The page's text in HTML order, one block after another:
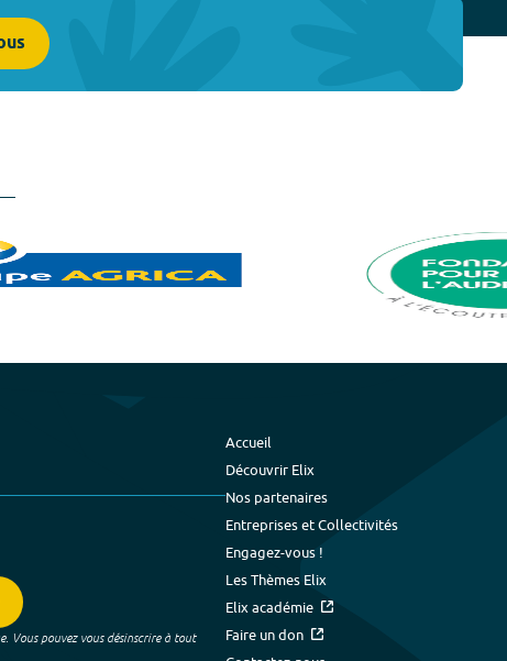
Vous pouvez vous désinscrire à tout
Accueil
Découvrir Elix
Nos partenaires
Entreprises et Collectivités
Engagez-vous !
Les Thèmes Elix
Elix académie
Faire un don